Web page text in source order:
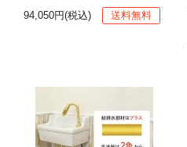
94,050円(税込)
送料無料